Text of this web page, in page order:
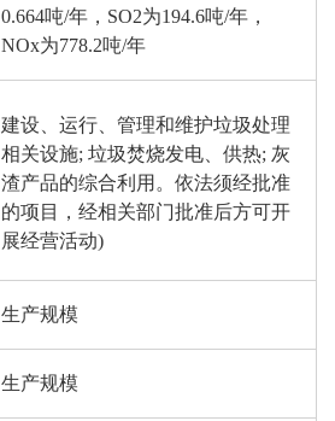
0.664吨/年，SO2为194.6吨/年，
NOx为778.2吨/年
建设、运行、管理和维护垃圾处理
相关设施; 垃圾焚烧发电、供热; 灰
渣产品的综合利用。依法须经批准
的项目，经相关部门批准后方可开
展经营活动)
生产规模
生产规模